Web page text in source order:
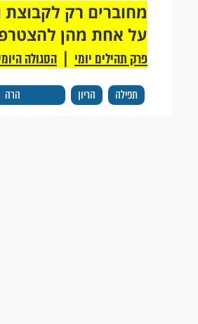
תפילה הריון הרה
על אחת מהן
פרק תהילים יומי | הסגולה